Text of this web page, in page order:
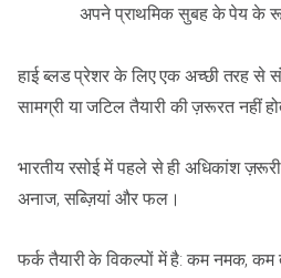
अपने प्राथमिक सुबह के पेय के रूप
हाई ब्लड प्रेशर के लिए एक अच्छी तरह से
सामग्री या जटिल तैयारी की ज़रूरत नहीं
भारतीय रसोई में पहले से ही अधिकांश
अनाज, सब्ज़ियां और फल।
फर्क तैयारी के विकल्पों में है: कम नमक, कम